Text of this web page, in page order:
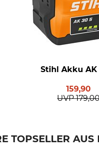
Stihl Akku AK
159,90
UVP
TOPSELLER AUS